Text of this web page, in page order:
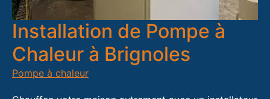
Installation de Pompe à
Chaleur à Brignoles
Pompe à chaleur